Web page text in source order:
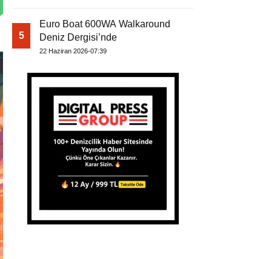
5
Euro Boat 600WA Walkaround
Deniz Dergisi’nde
22 Haziran 2026-07:39